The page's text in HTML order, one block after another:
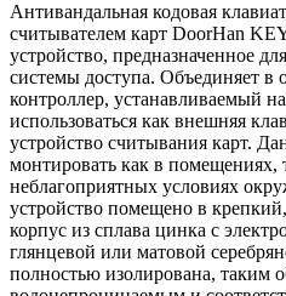
Антивандальная кодовая
считывателем карт DoorHan
устройство, предназначенное
системы доступа. Объединяет в
контроллер, устанавливаемый
использоваться как внешняя
устройство считывания карт.
монтировать как в помещениях,
неблагоприятных условиях
устройство помещено в
корпус из сплава цинка с
глянцевой или матовой
полностью изолирована, таким